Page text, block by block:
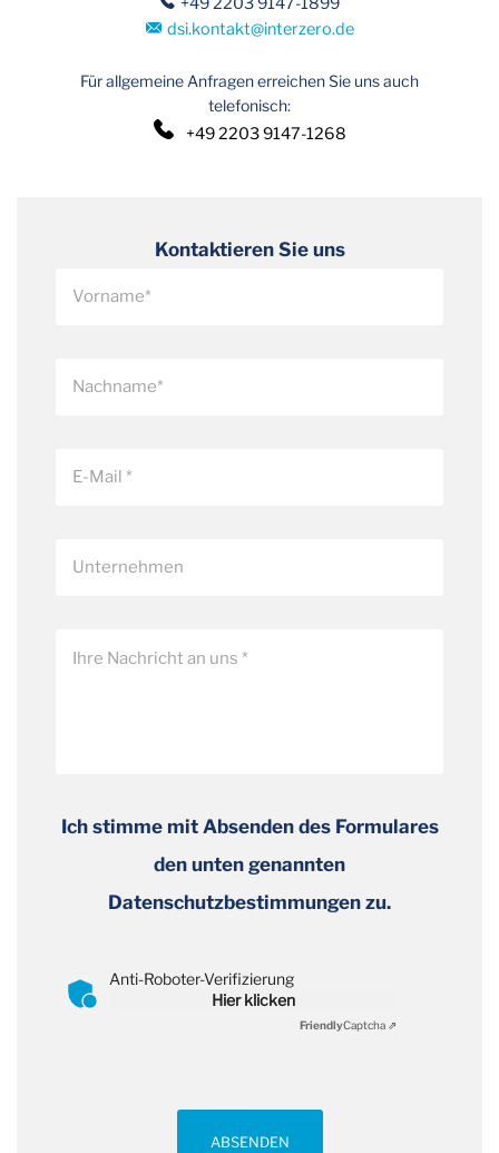
dsi.kontakt@interzero.de
Für allgemeine Anfragen erreichen Sie uns auch
telefonisch:
+49 2203 9147-1268
Kontaktieren Sie uns
Ich stimme mit Absenden des Formulares
den unten genannten
Datenschutzbestimmungen zu.
Anti-Roboter-Verifizierung
Hier klicken
FriendlyCaptcha ⇗
ABSENDEN